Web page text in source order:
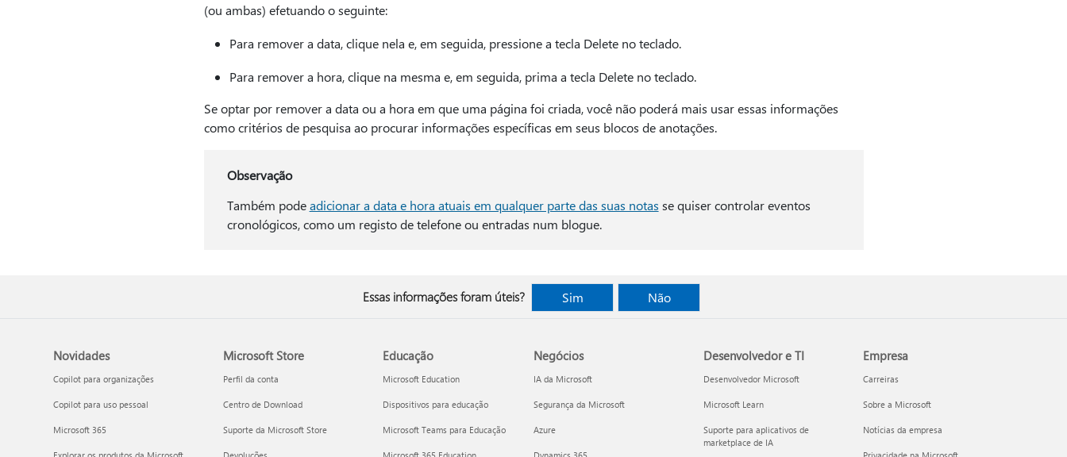
(ou ambas) efetuando o seguinte:
Para remover a data, clique nela e, em seguida, pressione a tecla Delete no teclado.
Para remover a hora, clique na mesma e, em seguida, prima a tecla Delete no teclado.
Se optar por remover a data ou a hora em que uma página foi criada, você não poderá mais usar essas informações
como critérios de pesquisa ao procurar informações específicas em seus blocos de anotações.
Observação
Também podeadicionar a data e hora atuais em qualquer parte das suas notas se quiser controlar eventos
cronológicos, como um registo de telefone ou entradas num blogue.
Essas informações foram úteis? Sim Não
Novidades
Copilot para organizações
Copilot para uso pessoal
Microsoft 365
Microsoft Store
Perfil da conta
Centro de Download
Suporte da Microsoft Store
Educação
Microsoft Education
Dispositivos para educação
Microsoft Teams para Educação
Negócios
IA da Microsoft
Segurança da Microsoft
Azure
Desenvolvedor e TI
Desenvolvedor Microsoft
Microsoft Learn
Suporte para aplicativos de
marketplace de IA
Empresa
Carreiras
Sobre a Microsoft
Notícias da empresa